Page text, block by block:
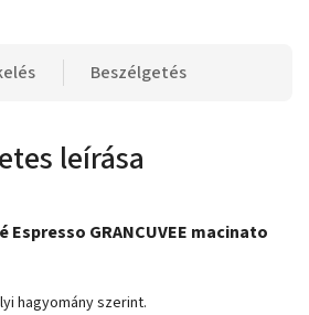
Beszélgetés
leírása
GRANCUVEE macinato
hagyomány szerint.